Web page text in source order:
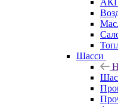
Шасси